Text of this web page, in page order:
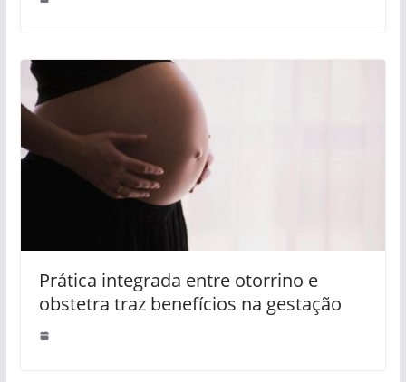
Prática integrada entre otorrino e
obstetra traz benefícios na gestação